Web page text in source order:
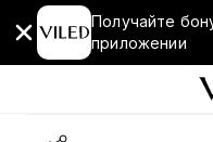
Получайте
приложении